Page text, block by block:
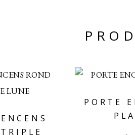
PORTE